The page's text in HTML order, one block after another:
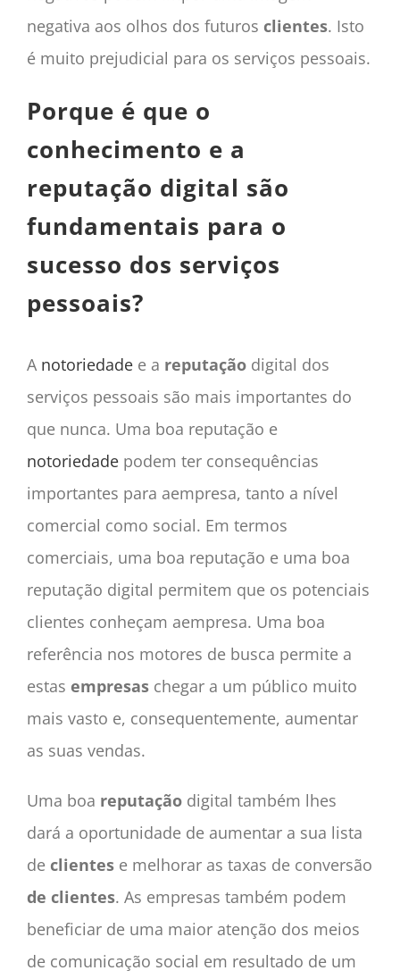
negativa aos olhos dos futuros clientes. Isto
é muito prejudicial para os serviços pessoais.
Porque é que o
conhecimento e a
reputação digital são
fundamentais para o
sucesso dos serviços
pessoais?
A notoriedadee a reputaçãodigital dos
serviços pessoais são mais importantes do
que nunca. Uma boa reputação e
notoriedadepodem ter consequências
importantes para aempresa, tanto a nível
comercial como social. Em termos
comerciais, uma boa reputação e uma boa
reputação digital permitem que os potenciais
clientes conheçam aempresa. Uma boa
referência nos motores de busca permite a
estas empresaschegar a um público muito
mais vasto e, consequentemente, aumentar
as suas vendas.
Uma boa reputaçãodigital também lhes
dará a oportunidade de aumentar a sua lista
de clientese melhorar as taxas de conversão
de clientes. As empresas também podem
beneficiar de uma maior atenção dos meios
de comunicação social em resultado de um